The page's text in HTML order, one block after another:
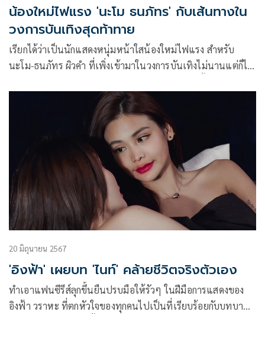
น้องใหม่ไฟแรง 'นะโม ธนภัทร' กับเส้นทางใน
วงการบันเทิงสุดท้าทาย
เรียกได้ว่าเป็นนักแสดงหนุ่มหน้าใสน้องใหม่ไฟแรง สำหรับ
นะโม-ธนภัทร ผิวคำ ที่เพิ่งเข้ามาในวงการบันเทิงไม่นานแต่ก็ได้
ฟ้า วราหะ – ชาล็อต ออสติน โดยเจ้าตัวได้เปิดใจถึงเส้นทางใน
วงการบันเทิงพร้อมการเติบโตในด้านการแสดง
20 มิถุนายน 2567
'อิงฟ้า' เผยบท 'ไนท์' คล้ายชีวิตจริงตัวเอง
ทำเอาแฟนซีรีส์ลุกขึ้นยืนปรบมือให้รัวๆ ในฝีมือการแสดงของ
อิงฟ้า วราหะ ที่ตกหัวใจของทุกคนไปเป็นที่เรียบร้อยกับบทบาท